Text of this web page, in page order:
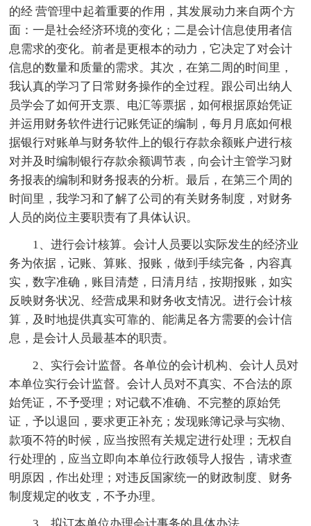
的经 营管理中起着重要的作用，其发展动力来自两个方
面：一是社会经济环境的变化；二是会计信息使用者信
息需求的变化。前者是更根本的动力，它决定了对会计
信息的数量和质量的需求。其次，在第二周的时间里，
我认真的学习了日常财务操作的全过程。跟公司出纳人
员学会了如何开支票、电汇等票据，如何根据原始凭证
并运用财务软件进行记账凭证的编制，每月月底如何根
据银行对账单与财务软件上的银行存款余额账户进行核
对并及时编制银行存款余额调节表，向会计主管学习财
务报表的编制和财务报表的分析。最后，在第三个周的
时间里，我学习和了解了公司的有关财务制度，对财务
人员的岗位主要职责有了具体认识。
1、进行会计核算。会计人员要以实际发生的经济业
务为依据，记账、算账、报账，做到手续完备，内容真
实，数字准确，账目清楚，日清月结，按期报账，如实
反映财务状况、经营成果和财务收支情况。进行会计核
算，及时地提供真实可靠的、能满足各方需要的会计信
息，是会计人员最基本的职责。
2、实行会计监督。各单位的会计机构、会计人员对
本单位实行会计监督。会计人员对不真实、不合法的原
始凭证，不予受理；对记载不准确、不完整的原始凭
证，予以退回，要求更正补充；发现账簿记录与实物、
款项不符的时候，应当按照有关规定进行处理；无权自
行处理的，应当立即向本单位行政领导人报告，请求查
明原因，作出处理；对违反国家统一的财政制度、财务
制度规定的收支，不予办理。
3、拟订本单位办理会计事务的具体办法。